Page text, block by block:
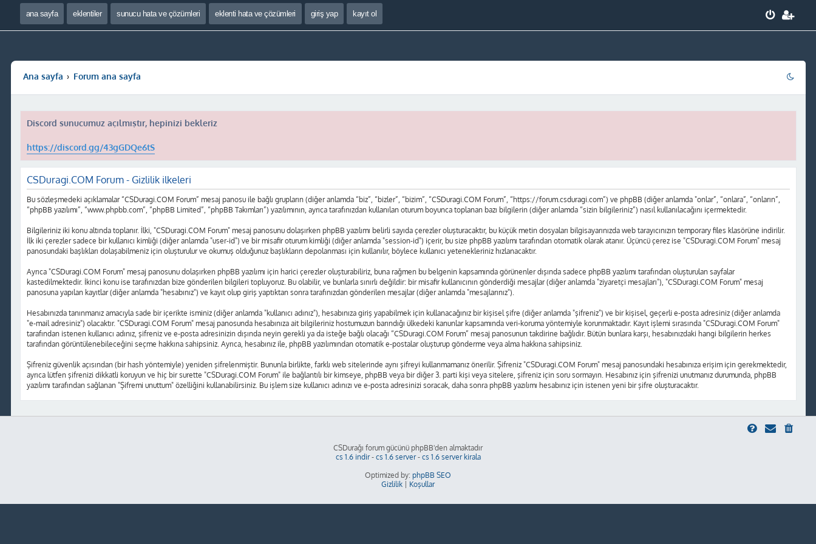
ana sayfa eklentiler sunucu hata ve çözümleri eklenti hata ve çözümleri giriş yap kayıt ol
Ana sayfa Forum ana sayfa
Discord sunucumuz açılmıştır, hepinizi bekleriz
https://discord.gg/43gGDQe6tS
CSDuragi.COM Forum - Gizlilik ilkeleri
Bu sözleşmedeki açıklamalar “CSDuragi.COM Forum” mesaj panosu ile bağlı grupların (diğer anlamda “biz”, “bizler”, “bizim”, “CSDuragi.COM Forum”, “https://forum.csduragi.com”) ve phpBB (diğer anlamda "onlar”, “onlara”, “onların”,
“phpBB yazılımı”, “www.phpbb.com”, “phpBB Limited”, “phpBB Takımları”) yazılımının, ayrıca tarafınızdan kullanılan oturum boyunca toplanan bazı bilgilerin (diğer anlamda “sizin bilgileriniz”) nasıl kullanılacağını içermektedir.
Bilgileriniz iki konu altında toplanır. İlki, "CSDuragi.COM Forum" mesaj panosunu dolaşırken phpBB yazılımı belirli sayıda çerezler oluşturacaktır, bu küçük metin dosyaları bilgisayarınızda web tarayıcınızın temporary files klasörüne indirilir.
İlk iki çerezler sadece bir kullanıcı kimliği (diğer anlamda "user-id") ve bir misafir oturum kimliği (diğer anlamda "session-id") içerir, bu size phpBB yazılımı tarafından otomatik olarak atanır. Üçüncü çerez ise "CSDuragi.COM Forum" mesaj
panosundaki başlıkları dolaşabilmeniz için oluşturulur ve okumuş olduğunuz başlıkların depolanması için kullanılır, böylece kullanıcı yetenekleriniz hızlanacaktır.
Ayrıca "CSDuragi.COM Forum" mesaj panosunu dolaşırken phpBB yazılımı için harici çerezler oluşturabiliriz, buna rağmen bu belgenin kapsamında görünenler dışında sadece phpBB yazılımı tarafından oluşturulan sayfalar
kastedilmektedir. İkinci konu ise tarafınızdan bize gönderilen bilgileri topluyoruz. Bu olabilir, ve bunlarla sınırlı değildir: bir misafir kullanıcının gönderdiği mesajlar (diğer anlamda "ziyaretçi mesajları"), "CSDuragi.COM Forum" mesaj
panosuna yapılan kayıtlar (diğer anlamda "hesabınız") ve kayıt olup giriş yaptıktan sonra tarafınızdan gönderilen mesajlar (diğer anlamda "mesajlarınız").
Hesabınızda tanınmanız amacıyla sade bir içerikte isminiz (diğer anlamda "kullanıcı adınız"), hesabınıza giriş yapabilmek için kullanacağınız bir kişisel şifre (diğer anlamda "şifreniz") ve bir kişisel, geçerli e-posta adresiniz (diğer anlamda
"e-mail adresiniz") olacaktır. "CSDuragi.COM Forum" mesaj panosunda hesabınıza ait bilgileriniz hostumuzun barındığı ülkedeki kanunlar kapsamında veri-koruma yöntemiyle korunmaktadır. Kayıt işlemi sırasında "CSDuragi.COM Forum"
tarafından istenen kullanıcı adınız, şifreniz ve e-posta adresinizin dışında neyin gerekli ya da isteğe bağlı olacağı “CSDuragi.COM Forum” mesaj panosunun takdirine bağlıdır. Bütün bunlara karşı, hesabınızdaki hangi bilgilerin herkes
tarafından görüntülenebileceğini seçme hakkına sahipsiniz. Ayrıca, hesabınız ile, phpBB yazılımından otomatik e-postalar oluşturup gönderme veya alma hakkına sahipsiniz.
Şifreniz güvenlik açısından (bir hash yöntemiyle) yeniden şifrelenmiştir. Bununla birlikte, farklı web sitelerinde aynı şifreyi kullanmamanız önerilir. Şifreniz "CSDuragi.COM Forum" mesaj panosundaki hesabınıza erişim için gerekmektedir,
ayrıca lütfen şifrenizi dikkatli koruyun ve hiç bir surette "CSDuragi.COM Forum" ile bağlantılı bir kimseye, phpBB veya bir diğer 3. parti kişi veya sitelere, şifreniz için soru sormayın. Hesabınız için şifrenizi unutmanız durumunda, phpBB
yazılımı tarafından sağlanan "Şifremi unuttum" özelliğini kullanabilirsiniz. Bu işlem size kullanıcı adınızı ve e-posta adresinizi soracak, daha sonra phpBB yazılımı hesabınız için istenen yeni bir şifre oluşturacaktır.
CSDurağı forum gücünü phpBB'den almaktadır
cs 1.6 indir- cs 1.6 server- cs 1.6 server kirala
Optimized by: phpBB SEO
Gizlilik
Koşullar